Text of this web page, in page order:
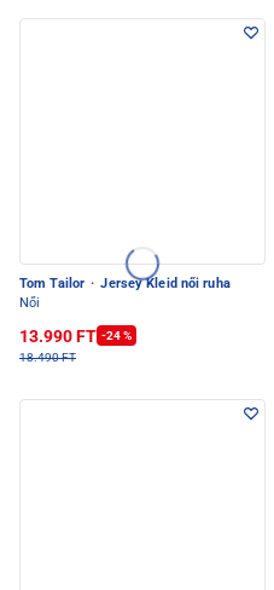
Tom Tailor · Jersey Kleid női ruha
Női
13.990 FT -24 %
18.490 FT